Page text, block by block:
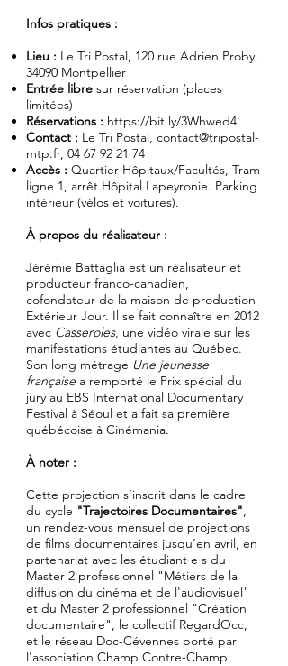
Infos pratiques :
Lieu : Le Tri Postal, 120 rue Adrien Proby,
34090 Montpellier
Entrée libre sur réservation (places
limitées)
Réservations : https://bit.ly/3Whwed4
Contact : Le Tri Postal, contact@tripostal-
mtp.fr, 04 67 92 21 74
Accès : Quartier Hôpitaux/Facultés, Tram
ligne 1, arrêt Hôpital Lapeyronie. Parking
intérieur (vélos et voitures).
À propos du réalisateur :
Jérémie Battaglia est un réalisateur et
producteur franco-canadien,
cofondateur de la maison de production
Extérieur Jour. Il se fait connaître en 2012
avec Casseroles, une vidéo virale sur les
manifestations étudiantes au Québec.
Son long métrage Une jeunesse
française a remporté le Prix spécial du
jury au EBS International Documentary
Festival à Séoul et a fait sa première
québécoise à Cinémania.
À noter :
Cette projection s’inscrit dans le cadre
du cycle "Trajectoires Documentaires",
un rendez-vous mensuel de projections
de films documentaires jusqu’en avril, en
partenariat avec les étudiant·e·s du
Master 2 professionnel "Métiers de la
diffusion du cinéma et de l'audiovisuel"
et du Master 2 professionnel "Création
documentaire", le collectif RegardOcc,
et le réseau Doc-Cévennes porté par
l'association Champ Contre-Champ.